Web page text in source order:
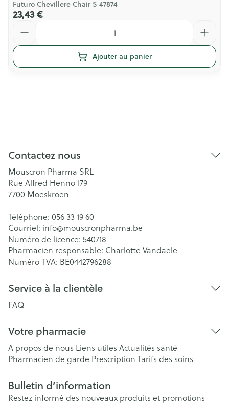
Futuro Chevillere Chair S 47874
23,43 €
Ajouter au panier
Contactez nous
Mouscron Pharma SRL
Rue Alfred Henno 179
7700 Moeskroen
Téléphone: 056 33 19 60
Courriel: info@mouscronpharma.be
Numéro de licence: 540718
Pharmacien responsable: Charlotte Vandaele
Numéro TVA: BE0442796288
Service à la clientèle
FAQ
Votre pharmacie
A propos de nous Liens utiles Actualités santé
Pharmacien de garde Prescription Tarifs des soins
Bulletin d’information
Restez informé des nouveaux produits et promotions